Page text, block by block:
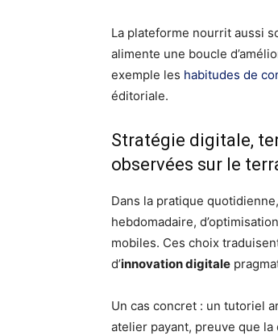
La plateforme nourrit aussi
alimente une boucle
exemple les habitudes de
éditoriale.
Stratégie digitale,
observées sur le
Dans la pratique
hebdomadaire,
mobiles. Ces choix
d’innovation digitale
Un cas concret : un tutoriel
atelier payant, preuve que